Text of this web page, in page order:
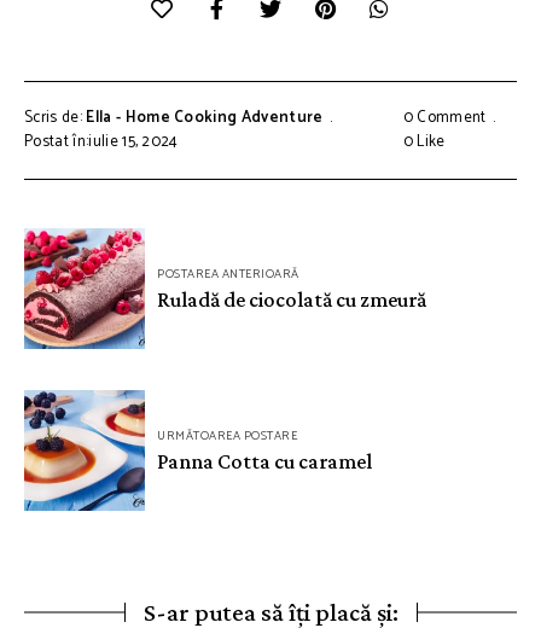
Scris de:Ella - Home Cooking Adventure
Postat în:iulie 15, 2024
0 Comment
0Like
Navigare
în
articole
POSTAREA ANTERIOARĂ
Ruladă de ciocolată cu zmeură
URMĂTOAREA POSTARE
Panna Cotta cu caramel
S-ar putea să îți placă și: